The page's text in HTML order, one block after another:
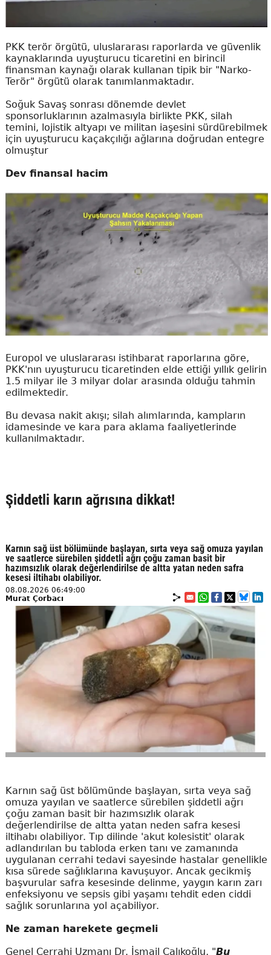
PKK terör örgütü, uluslararası raporlarda ve güvenlik
kaynaklarında uyuşturucu ticaretini en birincil
finansman kaynağı olarak kullanan tipik bir "Narko-
Terör" örgütü olarak tanımlanmaktadır.
Soğuk Savaş sonrası dönemde devlet
sponsorluklarının azalmasıyla birlikte PKK, silah
temini, lojistik altyapı ve militan iaşesini sürdürebilmek
için uyuşturucu kaçakçılığı ağlarına doğrudan entegre
olmuştur
Dev finansal hacim
Europol ve uluslararası istihbarat raporlarına göre,
PKK'nın uyuşturucu ticaretinden elde ettiği yıllık gelirin
1.5 milyar ile 3 milyar dolar arasında olduğu tahmin
edilmektedir.
Bu devasa nakit akışı; silah alımlarında, kampların
idamesinde ve kara para aklama faaliyetlerinde
kullanılmaktadır.
Şiddetli karın ağrısına dikkat!
Karnın sağ üst bölümünde başlayan, sırta veya sağ omuza yayılan
ve saatlerce sürebilen şiddetli ağrı çoğu zaman basit bir
hazımsızlık olarak değerlendirilse de altta yatan neden safra
kesesi iltihabı olabiliyor.
08.08.2026 06:49:00
Murat Çorbacı
Karnın sağ üst bölümünde başlayan, sırta veya sağ
omuza yayılan ve saatlerce sürebilen şiddetli ağrı
çoğu zaman basit bir hazımsızlık olarak
değerlendirilse de altta yatan neden safra kesesi
iltihabı olabiliyor. Tıp dilinde 'akut kolesistit' olarak
adlandırılan bu tabloda erken tanı ve zamanında
uygulanan cerrahi tedavi sayesinde hastalar genellikle
kısa sürede sağlıklarına kavuşuyor. Ancak gecikmiş
başvurular safra kesesinde delinme, yaygın karın zarı
enfeksiyonu ve sepsis gibi yaşamı tehdit eden ciddi
sağlık sorunlarına yol açabiliyor.
Ne zaman harekete geçmeli
Genel Cerrahi Uzmanı Dr. İsmail Çalıkoğlu, "Bu